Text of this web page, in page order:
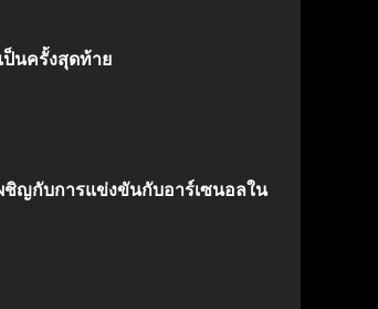
ป็นครั้งสุดท้าย
ชิญกับการแข่งขันกับอาร์เซนอลใน